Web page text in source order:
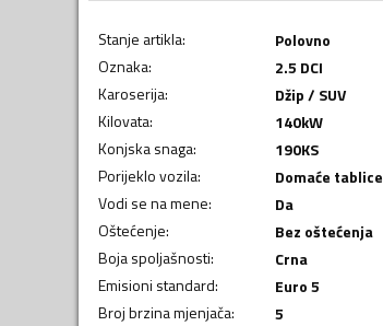
Stanje artikla:
Polovno
Oznaka:
2.5 DCI
Karoserija:
Džip / SUV
Kilovata: 140kW
Konjska snaga: 190KS
Porijeklo vozila:
Domaće tablice
Vodi se na mene:
Da
Oštećenje:
Bez oštećenja
Boja spoljašnosti:
Crna
Emisioni standard:
Euro 5
Broj brzina mjenjača:
5